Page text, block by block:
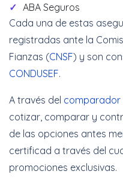
ABA Seguros
Cada una de estas
registradas ante la
Fianzas (CNSF) y son
CONDUSEF.
A través del comparador
cotizar, comparar y
de las opciones antes
certificad a través del
promociones exclusivas.